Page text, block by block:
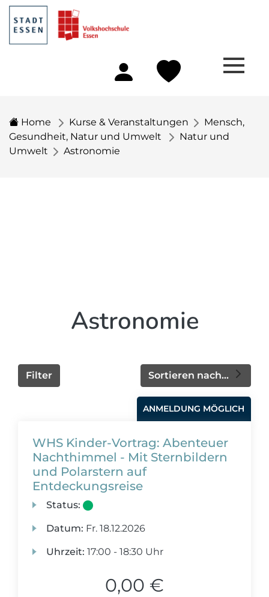
Home Kurse & Veranstaltungen
Mensch,
Gesundheit, Natur und Umwelt
Natur und
Umwelt
Astronomie
Astronomie
Sortieren nach...
Filter
ANMELDUNG MÖGLICH
WHS Kinder-Vortrag: Abenteuer
Nachthimmel - Mit Sternbildern
und Polarstern auf
Entdeckungsreise
Status:
Datum: Fr. 18.12.2026
Uhrzeit: 17:00 - 18:30 Uhr
0,00 €